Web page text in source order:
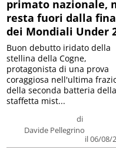
primato nazionale,
resta fuori dalla
dei Mondiali Under
di
Davide Pellegrino
il 06/08/
Buon debutto iridato della
stellina della Cogne,
protagonista di una prova
coraggiosa nell'ultima
della seconda batteria della
staffetta mist...